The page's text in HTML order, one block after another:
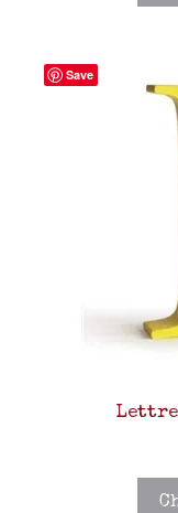
Save
Lettre